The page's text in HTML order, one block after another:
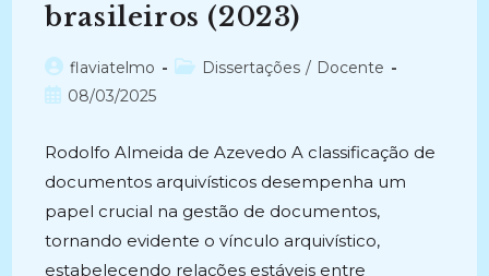
brasileiros (2023)
Autor
do
flaviatelmo
Categoria
Dissertações / Docente
Post08/03/2025
Rodolfo Almeida de Azevedo A classificação de
documentos arquivísticos desempenha um
papel crucial na gestão de documentos,
tornando evidente o vínculo arquivístico,
estabelecendo relações estáveis entre